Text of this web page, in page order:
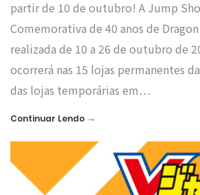
partir de 10 de outubro! A Jump
Comemorativa de 40 anos de
realizada de 10 a 26 de outubro de
ocorrerá nas 15 lojas permanentes
das lojas temporárias em…
Continuar Lendo →